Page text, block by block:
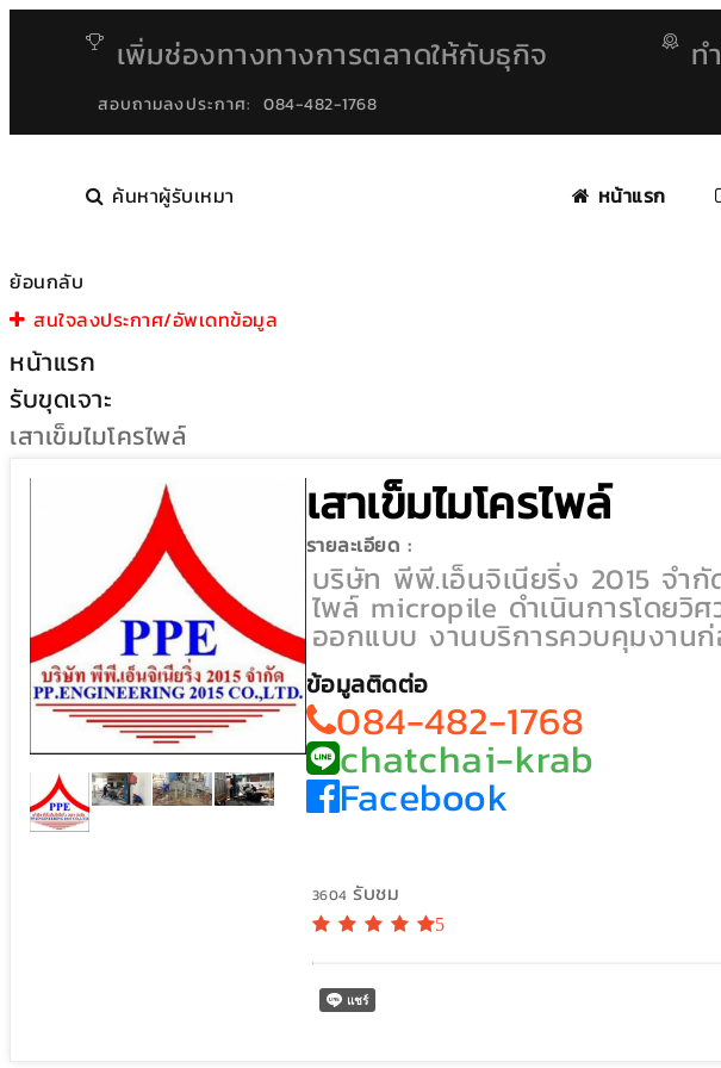
เพิ่มช่องทางทางการตลาดให้กับธุกิจ ท
สอบถามลงประกาศ: 084-482-1768
ค้นหาผู้รับเหมา หน้าแรก
ย้อนกลับ
สนใจลงประกาศ/อัพเดทข้อมูล
หน้าแรก
รับขุดเจาะ
เสาเข็มไมโครไพล์
เสาเข็มไมโครไพล์
รายละเอียด :
บริษัท พีพี.เอ็นจิเนียริ่ง 2015 จำกั
ไพล์ micropile ดำเนินการโดยวิ
ออกแบบ งานบริการควบคุมงาน
ข้อมูลติดต่อ
084-482-1768
chatchai-krab
Facebook
3604รับชม
5